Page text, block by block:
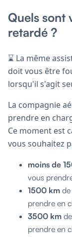
Quels sont
retardé ?
⌛ La même
doit vous être
lorsqu'il s'agit
La compagnie
prendre en
Ce moment est
vous souhaitez
moins de
vous
1500 km
prendre en
3500 km
prendre en